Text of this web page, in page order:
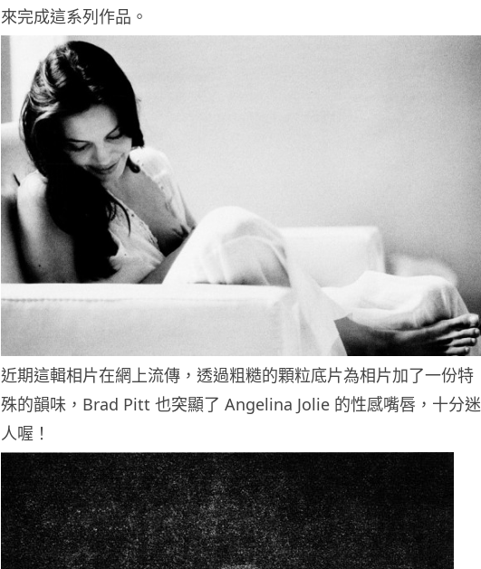
來完成這系列作品。
近期這輯相片在網上流傳，透過粗糙的顆粒底片為相片加了一份特
殊的韻味，Brad Pitt 也突顯了 Angelina Jolie 的性感嘴唇，十分迷
人喔！